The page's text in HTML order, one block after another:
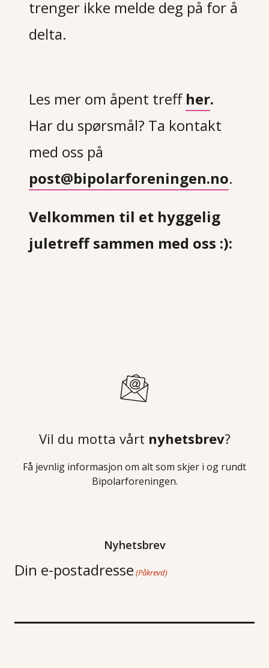
trenger ikke melde deg på for å
delta.
Les mer om åpent treff her.
Har du spørsmål? Ta kontakt
med oss på
post@bipolarforeningen.no.
Velkommen til et hyggelig
juletreff sammen med oss :):
Vil du motta vårt nyhetsbrev?
Få jevnlig informasjon om alt som skjer i og rundt
Bipolarforeningen.
Nyhetsbrev
Din e-postadresse (Påkrevd)